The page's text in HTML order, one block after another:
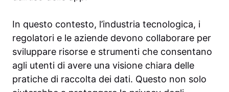
In questo contesto, l’industria tecnologica, i
regolatori e le aziende devono collaborare per
sviluppare risorse e strumenti che consentano
agli utenti di avere una visione chiara delle
pratiche di raccolta dei dati. Questo non solo